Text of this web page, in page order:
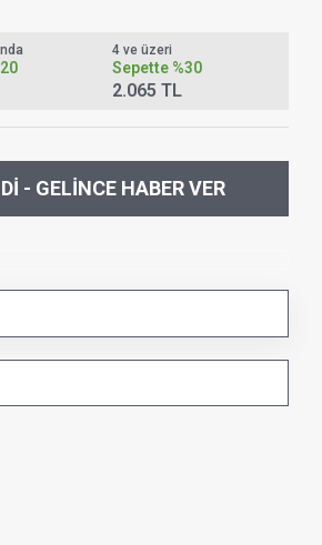
4 ve üzeri
Sepette %30
2.065 TL
- GELINCE HABER VER